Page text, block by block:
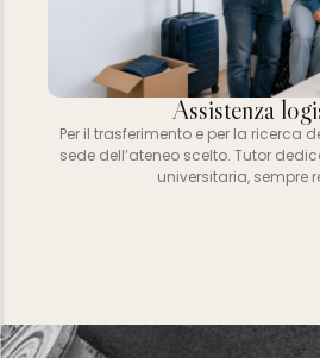
Assistenza
Per il trasferimento e per la ricerca
sede dell’ateneo scelto. Tutor
universitaria, sempre